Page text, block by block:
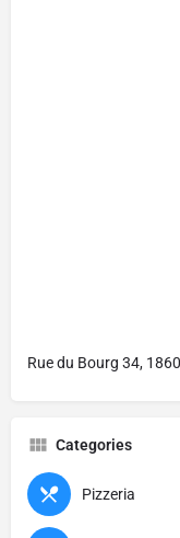
Rue du Bourg 34,
Categories
Pizzeria